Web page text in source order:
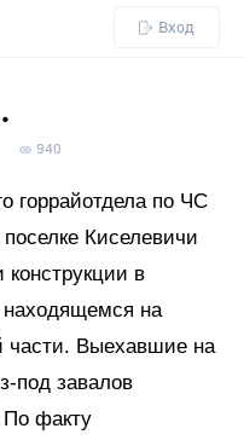
Вход
940
горрайотдела по ЧС
Киселевичи
в
находящемся на
части. Выехавшие на
под завалов
По факту